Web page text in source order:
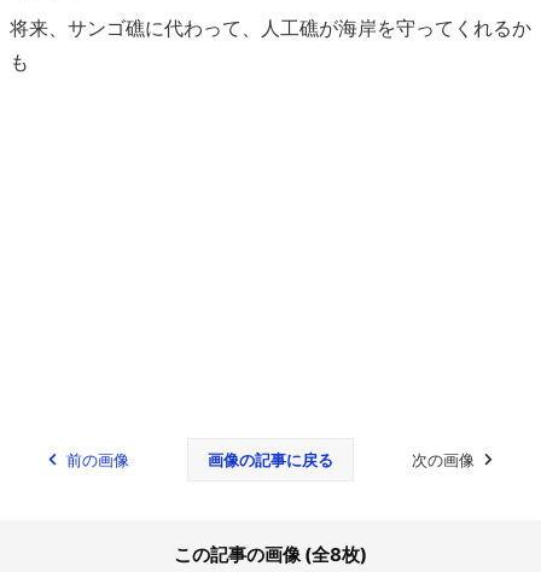
将来、サンゴ礁に代わって、人工礁が海岸を守ってくれるか
も
前の画像 画像の記事に戻る 次の画像
この記事の画像 (全8枚)